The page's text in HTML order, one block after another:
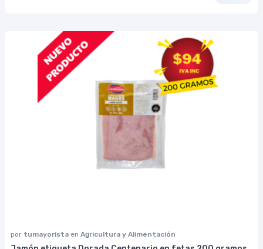
por tumayorista en Agricultura y Alimentación